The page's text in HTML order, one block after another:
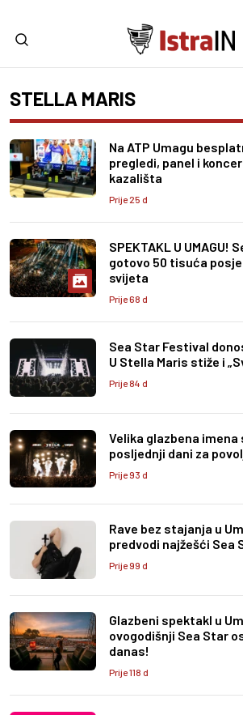
STELLA MARIS
Na ATP Umagu
pregledi, panel i
kazališta
Prije 25 d
SPEKTAKL U UMAGU!
gotovo 50 tisuća
svijeta
Prije 68 d
Sea Star Festival
U Stella Maris stiže i
Prije 84 d
Velika glazbena imena
posljednji dani za
Prije 93 d
Rave bez stajanja u
predvodi najžešći Sea
Prije 99 d
Glazbeni spektakl u
ovogodišnji Sea Star
danas!
Prije 118 d